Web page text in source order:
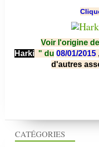
CATÉGORIES
Voir l'origine
Harki " du 08/01/2015
d'autres